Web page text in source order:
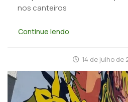
nos canteiros
Continue lendo
14 de julho de